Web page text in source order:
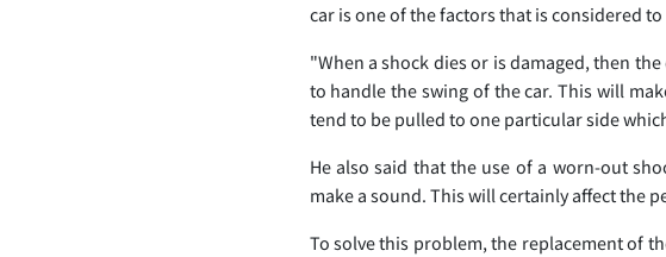
car is one of the factors that is considered
"When a shock dies or is damaged, then
to handle the swing of the car. This will
tend to be pulled to one particular side
He also said that the use of a worn-out
make a sound. This will certainly affect the
To solve this problem, the replacement of